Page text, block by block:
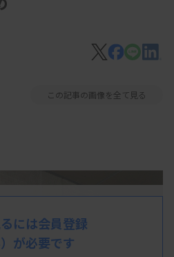
この記事の画像を全て見る
には会員登録
）が必要です